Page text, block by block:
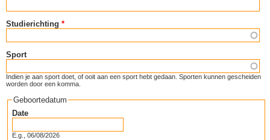
Studierichting *
Sport
Indien je aan sport doet, of ooit aan een sport hebt gedaan. Sporten kunnen gescheiden
worden door een komma.
Geboortedatum
Date
E.g., 06/08/2026